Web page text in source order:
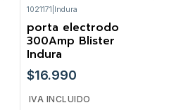
1021171 Indura
porta electrodo
300Amp Blister
Indura
$16.990
IVA INCLUIDO